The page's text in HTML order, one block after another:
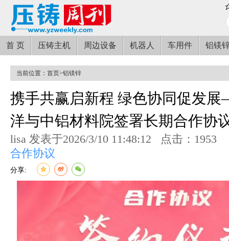
首 页 压铸主机 周边设备 机器人 车用件 铝镁
当前位置： 首页>铝镁锌
携手共赢启新程 绿色协同促发
洋与中铝材料院签署长期合作协
lisa 发表于2026/3/10 11:48:12
点击：1953
合作协议
分享: